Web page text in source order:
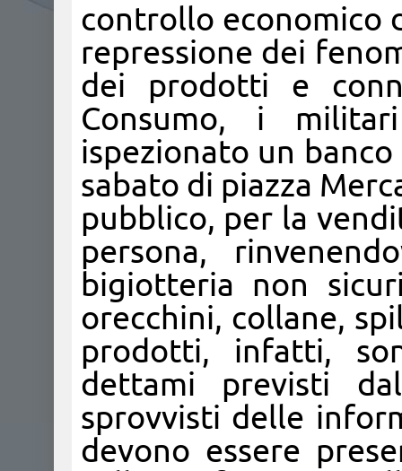
controllo economico
repressione dei
dei prodotti e
Consumo, i
ispezionato un
sabato di piazza
pubblico, per la
persona,
bigiotteria non
orecchini, collane,
prodotti, infatti,
dettami previsti
sprovvisti delle
devono essere